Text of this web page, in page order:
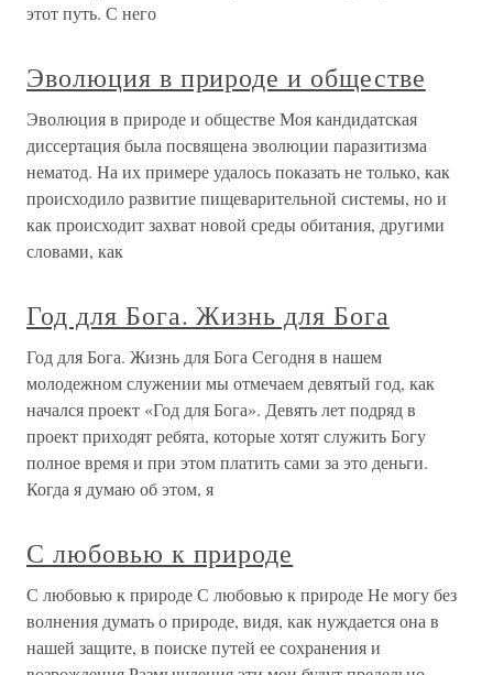
этот путь. С него
Эволюция в природе и обществе
Эволюция в природе и обществе Моя кандидатская
диссертация была посвящена эволюции паразитизма
нематод. На их примере удалось показать не только, как
происходило развитие пищеварительной системы, но и
как происходит захват новой среды обитания, другими
словами, как
Год для Бога. Жизнь для Бога
Год для Бога. Жизнь для Бога Сегодня в нашем
молодежном служении мы отмечаем девятый год, как
начался проект «Год для Бога». Девять лет подряд в
проект приходят ребята, которые хотят служить Богу
полное время и при этом платить сами за это деньги.
Когда я думаю об этом, я
С любовью к природе
С любовью к природе С любовью к природе Не могу без
волнения думать о природе, видя, как нуждается она в
нашей защите, в поиске путей ее сохранения и